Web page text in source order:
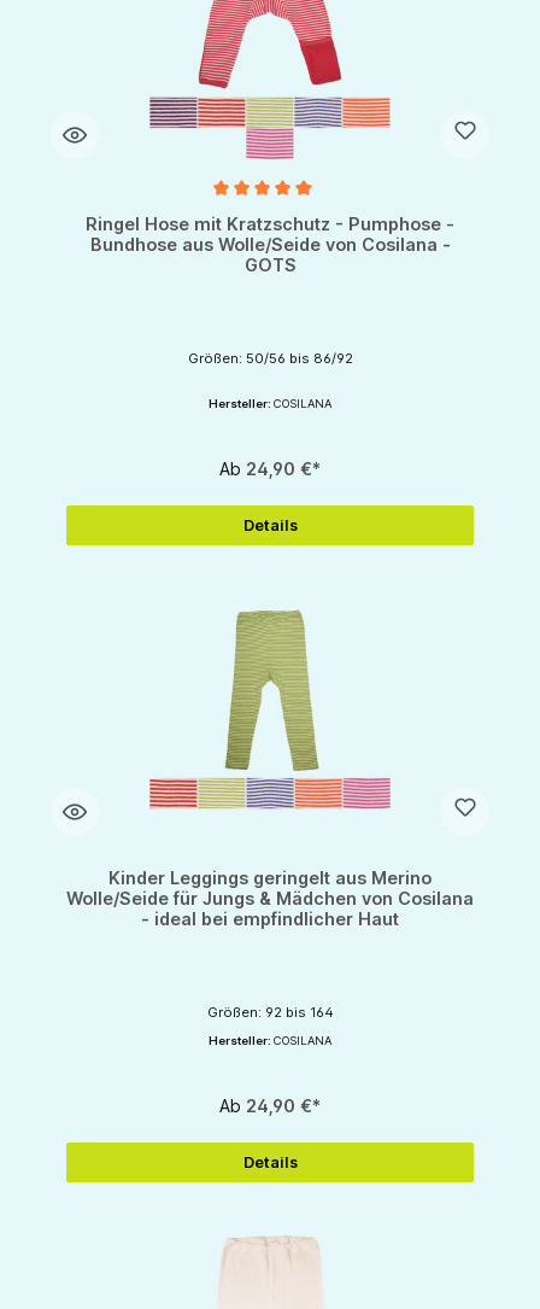
Durchschnittliche Bewertung von 5 von 5 Sternen
Ringel Hose mit Kratzschutz - Pumphose -
Bundhose aus Wolle/Seide von Cosilana -
GOTS
Größen: 50/56 bis 86/92
Hersteller: COSILANA
Ab 24,90 €*
Details
Kinder Leggings geringelt aus Merino
Wolle/Seide für Jungs & Mädchen von Cosilana
- ideal bei empfindlicher Haut
Größen: 92 bis 164
Hersteller: COSILANA
Ab 24,90 €*
Details